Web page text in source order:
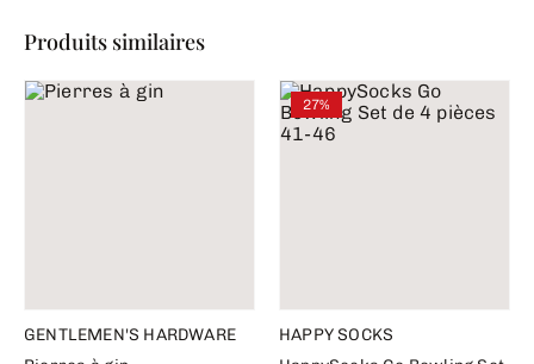
Produits similaires
GENTLEMEN'S HARDWARE
27%
HAPPY SOCKS